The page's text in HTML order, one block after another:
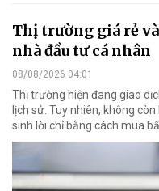
Thị trường giá rẻ
nhà đầu tư cá nhân
08/08/2026 04:01
Thị trường hiện đang giao
lịch sử. Tuy nhiên, không
sinh lời chỉ bằng cách mua